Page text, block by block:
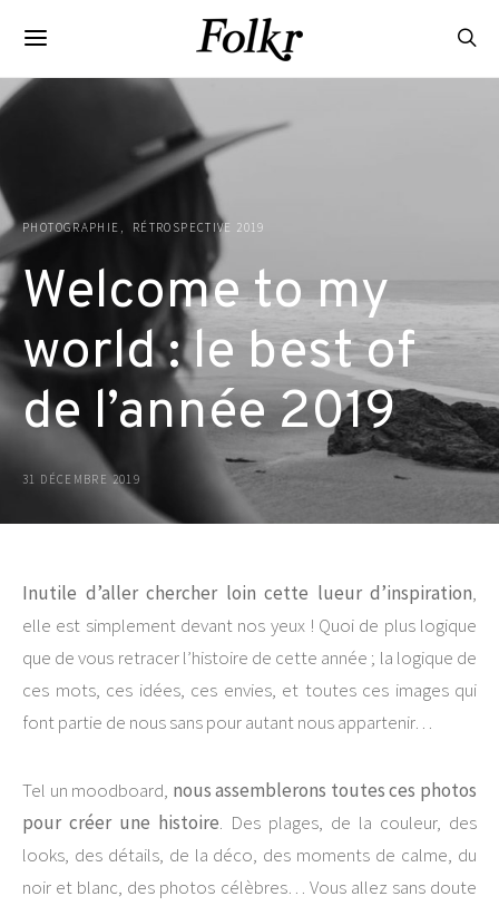
PHOTOGRAPHIE RÉTROSPECTIVE 2019
Welcome to my
world : le best of
de l’année 2019
31 DÉCEMBRE 2019
Inutile d’aller chercher loin cette lueur d’inspiration,
elle est simplement devant nos yeux ! Quoi de plus logique
que de vous retracer l’histoire de cette année ; la logique de
ces mots, ces idées, ces envies, et toutes ces images qui
font partie de nous sans pour autant nous appartenir…
Tel un moodboard, nous assemblerons toutes ces photos
pour créer une histoire. Des plages, de la couleur, des
looks, des détails, de la déco, des moments de calme, du
noir et blanc, des photos célèbres… Vous allez sans doute